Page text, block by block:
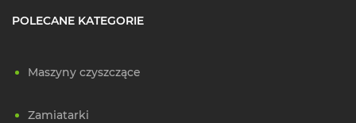
POLECANE KATEGORIE
Maszyny czyszczące
Zamiatarki